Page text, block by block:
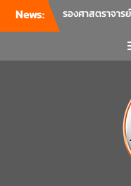
News:
รองศาสตราจา
คณะนิติศาสตร์
ประชุมผู้บริหาร
เป็นการเตรียม
ภาคเรียนต้น ปี
พร้อมด้วยรอง
เข้าร่วมแจ้งนโ
การบริหารงาน
คณะ รวมทั้งกา